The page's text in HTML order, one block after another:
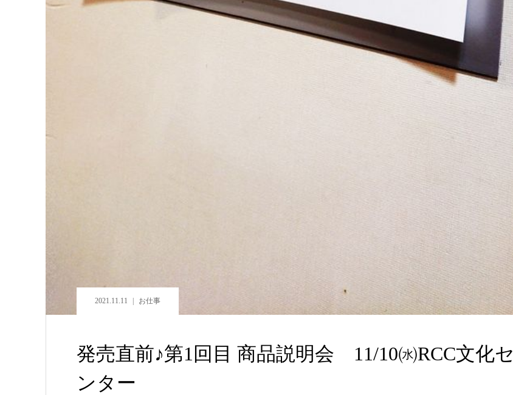
2021.11.11 お仕事
発売直前♪第1回目 商品説明会 11/10㈬RCC文化セ
ンター